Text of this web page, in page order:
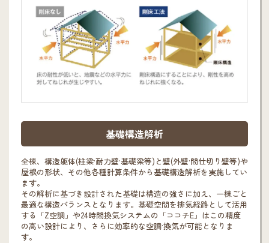
基礎構造解析
全棟、構造躯体(柱梁·耐力壁·基礎梁等)と壁(外壁·間仕切り壁等)や
屋根の形状、その他各種計算条件から基礎構造解析を実施してい
ます。
その解析に基づき設計された基礎は構造の強さに加え、一棟ごと
最適な構造バランスとなります。基礎空間を排気経路として活用
する「Z空調」や24時間換気システムの「ココチE」はこの精度
の高い設計により、さらに効率的な空調·換気が可能となりま
す。